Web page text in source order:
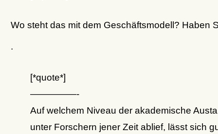
Wo steht das mit dem Geschäftsmodell? Haben
.
[*quote*]
—————-
Auf welchem Niveau der akademische
unter Forschern jener Zeit ablief, lässt sich